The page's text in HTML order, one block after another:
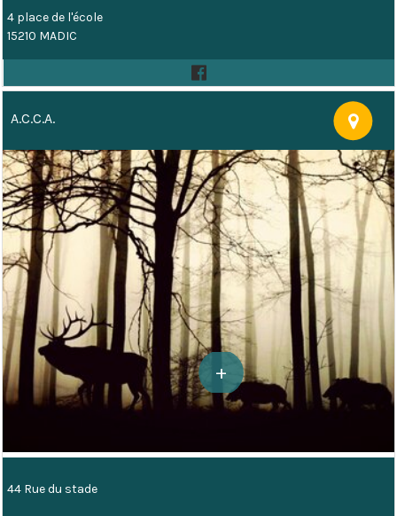
4 place de l'école
15210 MADIC
A.C.C.A.
44 Rue du stade